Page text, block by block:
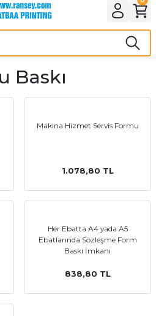
Baskı
Makina Hizmet Servis Formu
1.078,80 TL
Her Ebatta A4 yada A5
Ebatlarında Sözleşme Form
Baskı İmkanı
838,80 TL